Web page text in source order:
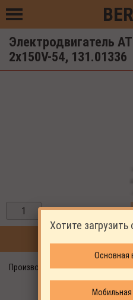
Электродвигатель
2x150V-54, 131.01336
Производитель: ALUP
Хотите
Основная
Мобильная